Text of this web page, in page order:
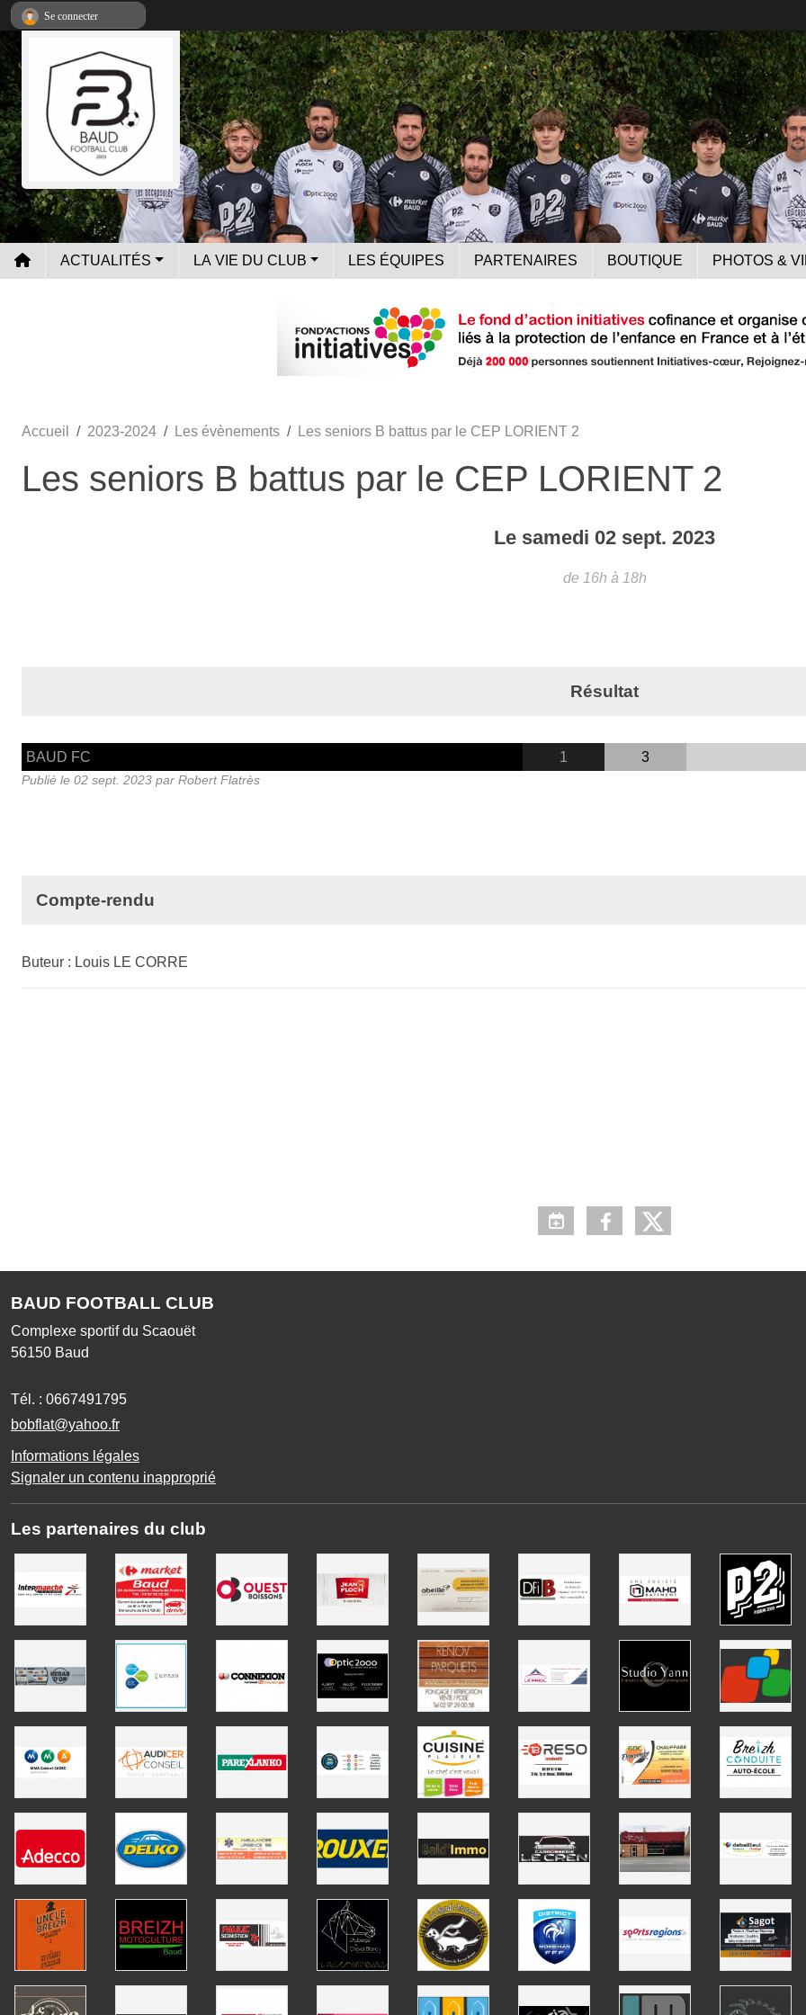
ACTUALITÉS LA VIE DU CLUB LES ÉQUIPES PARTENAIRES BOUTIQUE PHOTOS &
Accueil 2023-2024 Les évènements Les seniors B battus par le CEP LORIENT 2
Les seniors B battus par le CEP LORIENT 2
Le samedi 02 sept. 2023
de 16h à 18h
Résultat
BAUD FC 1 3
Publié le 02 sept. 2023 par Robert Flatrès
Compte-rendu
Buteur : Louis LE CORRE
BAUD FOOTBALL CLUB
Complexe sportif du Scaouët
56150 Baud
Tél. : 0667491795
bobflat@yahoo.fr
Informations légales
Signaler un contenu inapproprié
Les partenaires du club
Se connecter
Panneau de gestion des cookies